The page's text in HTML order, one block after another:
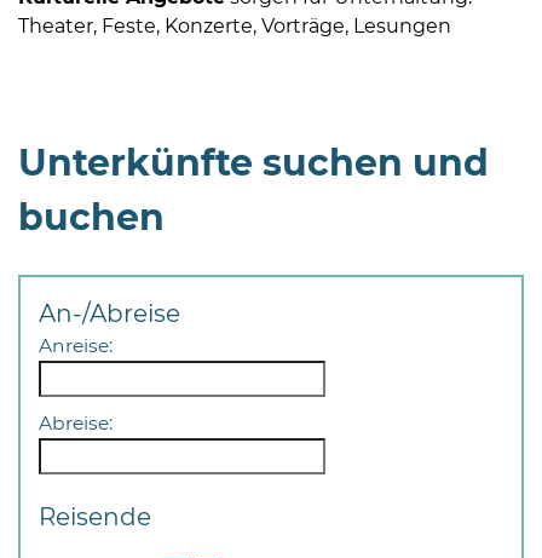
Theater, Feste, Konzerte, Vorträge, Lesungen
Unterkünfte suchen und
buchen
An-/Abreise
Anreise:
Abreise:
Reisende